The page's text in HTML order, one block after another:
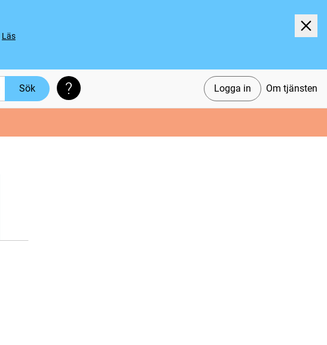
Läs
Logga in Om tjänsten
Sök Söktips